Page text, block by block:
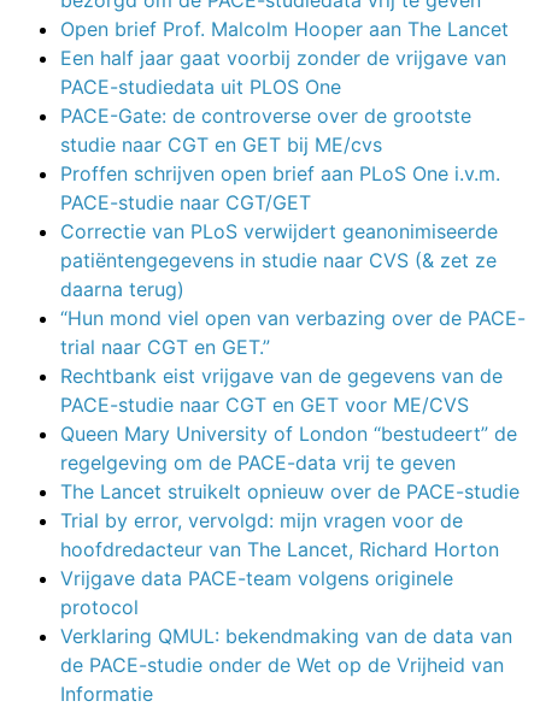
Open brief Prof. Malcolm Hooper aan The Lancet
Een half jaar gaat voorbij zonder de vrijgave van
PACE-studiedata uit PLOS One
PACE-Gate: de controverse over de grootste
studie naar CGT en GET bij ME/cvs
Proffen schrijven open brief aan PLoS One i.v.m.
PACE-studie naar CGT/GET
Correctie van PLoS verwijdert geanonimiseerde
patiëntengegevens in studie naar CVS (& zet ze
daarna terug)
“Hun mond viel open van verbazing over de PACE-
trial naar CGT en GET.”
Rechtbank eist vrijgave van de gegevens van de
PACE-studie naar CGT en GET voor ME/CVS
Queen Mary University of London “bestudeert” de
regelgeving om de PACE-data vrij te geven
The Lancet struikelt opnieuw over de PACE-studie
Trial by error, vervolgd: mijn vragen voor de
hoofdredacteur van The Lancet, Richard Horton
Vrijgave data PACE-team volgens originele
protocol
Verklaring QMUL: bekendmaking van de data van
de PACE-studie onder de Wet op de Vrijheid van
Informatie